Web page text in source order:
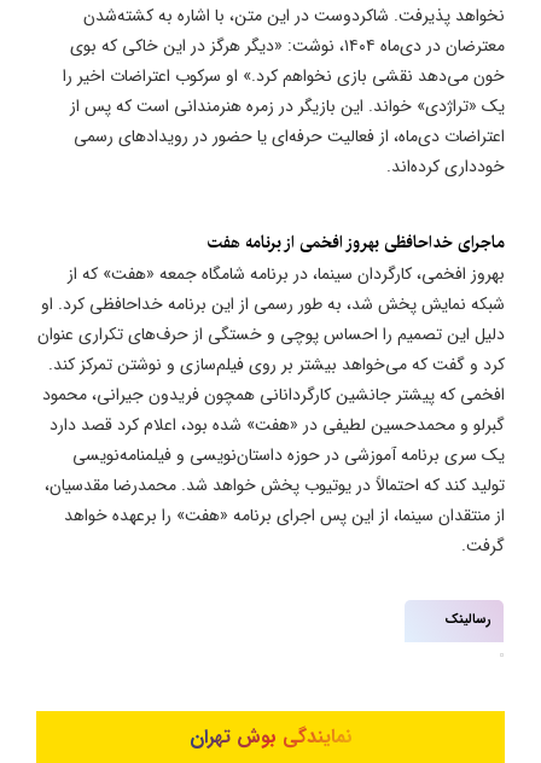
نخواهد پذیرفت. شاکردوست در این متن، با اشاره به کشته‌شدن
معترضان در دی‌ماه ۱۴۰۴، نوشت: «دیگر هرگز در این خاکی که بوی
خون می‌دهد نقشی بازی نخواهم کرد.» او سرکوب اعتراضات اخیر را
یک «تراژدی» خواند. این بازیگر در زمره هنرمندانی است که پس از
اعتراضات دی‌ماه، از فعالیت حرفه‌ای یا حضور در رویدادهای رسمی
خودداری کرده‌اند.
ماجرای خداحافظی بهروز افخمی از برنامه هفت
بهروز افخمی، کارگردان سینما، در برنامه شامگاه جمعه «هفت» که از
شبکه نمایش پخش شد، به طور رسمی از این برنامه خداحافظی کرد. او
دلیل این تصمیم را احساس پوچی و خستگی از حرف‌های تکراری عنوان
کرد و گفت که می‌خواهد بیشتر بر روی فیلم‌سازی و نوشتن تمرکز کند.
افخمی که پیشتر جانشین کارگردانانی همچون فریدون جیرانی، محمود
گبرلو و محمدحسین لطیفی در «هفت» شده بود، اعلام کرد قصد دارد
یک سری برنامه آموزشی در حوزه داستان‌نویسی و فیلمنامه‌نویسی
تولید کند که احتمالاً در یوتیوب پخش خواهد شد. محمدرضا مقدسیان،
از منتقدان سینما، از این پس اجرای برنامه «هفت» را برعهده خواهد
گرفت.
رسالینک
نمایندگی بوش تهران